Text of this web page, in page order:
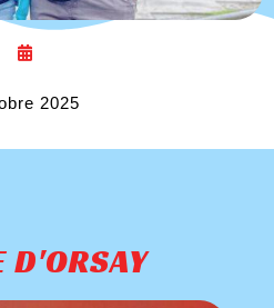
2025
D'ORSAY